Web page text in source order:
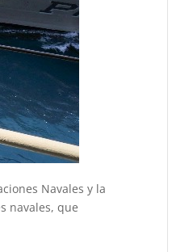
Navales y la
navales, que